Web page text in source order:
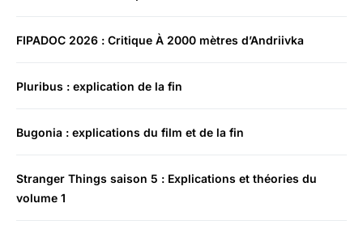
FIPADOC 2026 : Critique À 2000 mètres d’Andriivka
Pluribus : explication de la fin
Bugonia : explications du film et de la fin
Stranger Things saison 5 : Explications et théories du
volume 1